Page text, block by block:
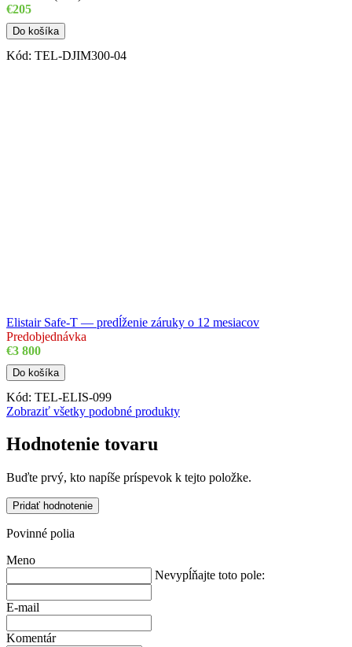
€205
Do košíka
Kód: TEL-DJIM300-04
Elistair Safe-T — predĺženie záruky o 12 mesiacov
Predobjednávka
€3 800
Do košíka
Kód: TEL-ELIS-099
Zobraziť všetky podobné produkty
Hodnotenie tovaru
Buďte prvý, kto napíše príspevok k tejto položke.
Pridať hodnotenie
Povinné polia
Meno
Nevypĺňajte toto pole:
E-mail
Komentár